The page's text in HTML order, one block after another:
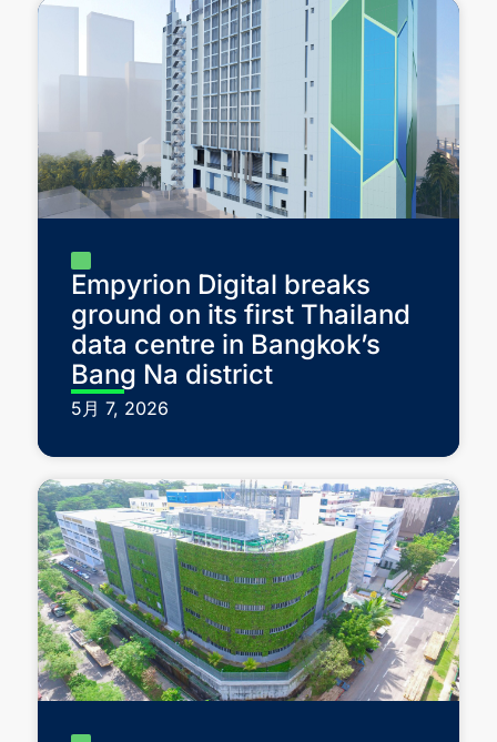
Empyrion Digital breaks
ground on its first Thailand
data centre in Bangkok’s
Bang Na district
5月 7, 2026